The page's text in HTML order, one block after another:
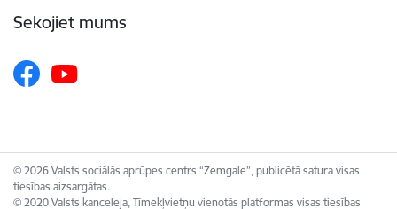
Sekojiet mums
© 2026 Valsts sociālās aprūpes centrs “Zemgale”, publicētā satura visas
tiesības aizsargātas.
© 2020 Valsts kanceleja, Tīmekļvietņu vienotās platformas visas tiesības